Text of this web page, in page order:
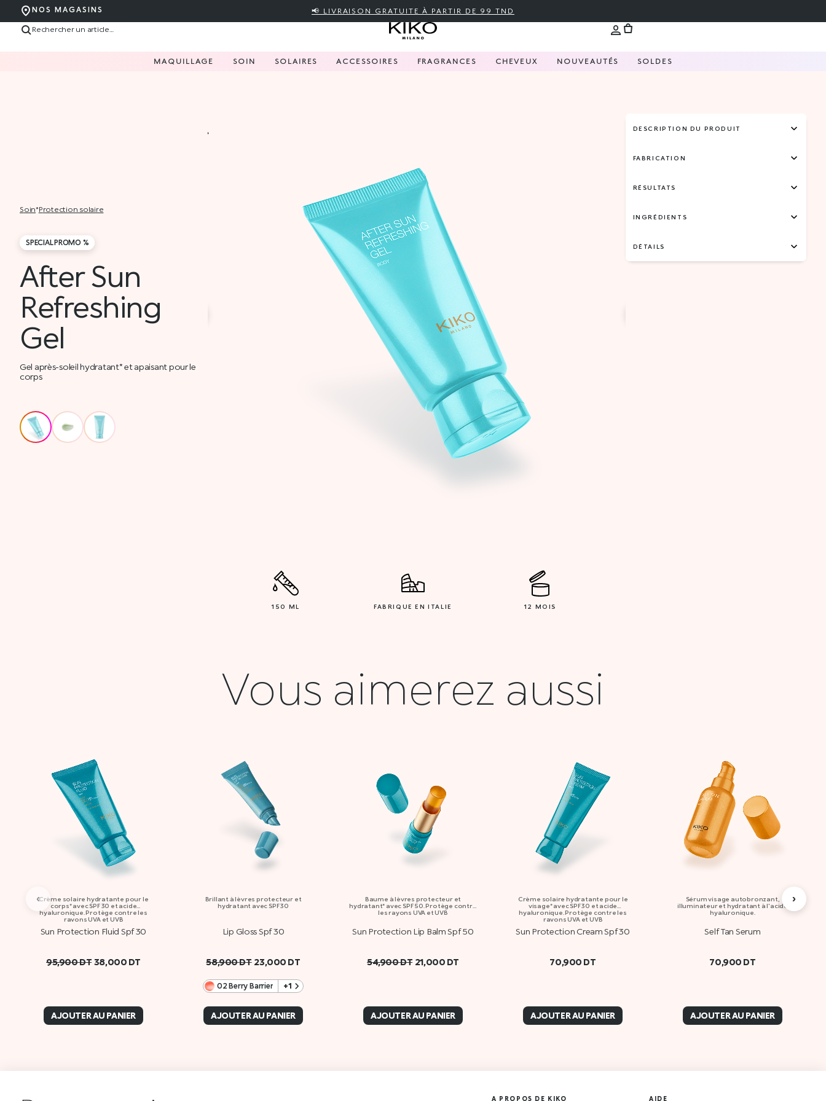
NOS MAGASINS 📢 LIVRAISON GRATUITE À PARTIR DE 99 TND
MAQUILLAGE SOIN SOLAIRES ACCESSOIRES FRAGRANCES CHEVEUX NOUVEAUTÉS SOLDES
soin* protection solaire
SPECIAL PROMO %
After Sun
Refreshing
Gel
Gel après-soleil hydratant* et apaisant pour le
corps
DESCRIPTION DU PRODUIT
FABRICATION
RÉSULTATS
INGRÉDIENTS
DÉTAILS
150 ML FABRIQUE EN ITALIE 12 MOIS
Vous aimerez aussi
Crème solaire hydratante pour le
corps* avec SPF 30 et acide
hyaluronique. Protège contre les
rayons UVA et UVB
Sun Protection Fluid Spf 30
95,900DT
prix
initial
était :
95,900 DT.
38,000 DT
AJOUTER AU PANIER
Brillant à lèvres protecteur et
hydratant avec SPF 30
Lip Gloss Spf 30
58,900DT
était :
58,900 DT.
23,000 DT
02 Berry Barrier +1
AJOUTER AU PANIER
Baume à lèvres protecteur et
hydratant* avec SPF 50. Protège contre
les rayons UVA et UVB
Sun Protection Lip Balm Spf 50
54,900DT
était :
54,900 DT.
21,000 DT
AJOUTER AU PANIER
Crème solaire hydratante pour le
visage* avec SPF 30 et acide
hyaluronique. Protège contre les
rayons UVA et UVB
Sun Protection Cream Spf 30
70,900 DT
AJOUTER AU PANIER
Sérum visage autobronzant,
illuminateur et hydratant à l'acide
hyaluronique.
Self Tan Serum
70,900 DT
AJOUTER AU PANIER
‹ ›
A PROPOS DE KIKO AIDE